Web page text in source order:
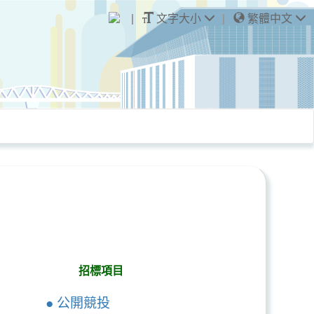
文字大小 繁體中文
招標項目
● 公開競投